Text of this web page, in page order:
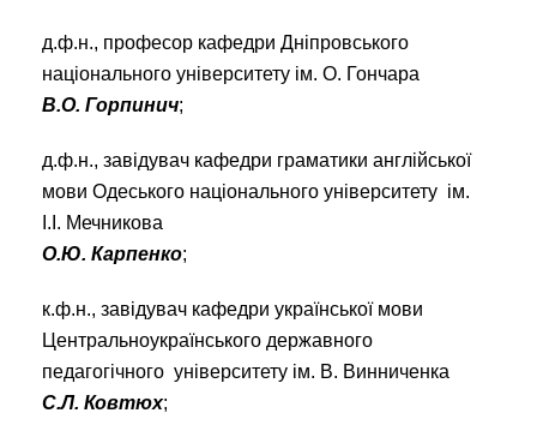
д.ф.н., професор кафедри Дніпровського
національного університету ім. О. Гончара
В.О. Горпинич;
д.ф.н., завідувач кафедри граматики англійської
мови Одеського національного університету ім.
І.І. Мечникова
О.Ю. Карпенко;
к.ф.н., завідувач кафедри української мови
Центральноукраїнського державного
педагогічного університету ім. В. Винниченка
С.Л. Ковтюх;